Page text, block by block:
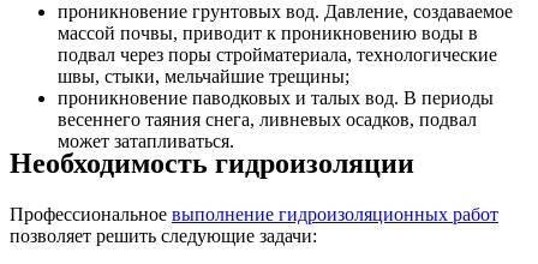
проникновение грунтовых вод. Давление, создаваемое
массой почвы, приводит к проникновению воды в
подвал через поры стройматериала, технологические
швы, стыки, мельчайшие трещины;
проникновение паводковых и талых вод. В периоды
весеннего таяния снега, ливневых осадков, подвал
может затапливаться.
Необходимость гидроизоляции
Профессиональное выполнение гидроизоляционных работ
позволяет решить следующие задачи: